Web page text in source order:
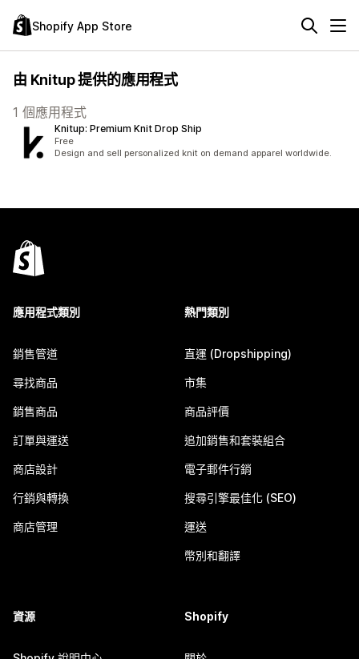
Shopify App Store
由 Knitup 提供的應用程式
1 個應用程式
Knitup: Premium Knit Drop Ship
Free
Design and sell personalized knit on demand apparel worldwide.
應用程式類別
銷售管道
尋找商品
銷售商品
訂單與運送
商店設計
行銷與轉換
商店管理
熱門類別
直運 (Dropshipping)
市集
商品評價
追加銷售和套裝組合
電子郵件行銷
搜尋引擎最佳化 (SEO)
運送
幣別和翻譯
資源 Shopify